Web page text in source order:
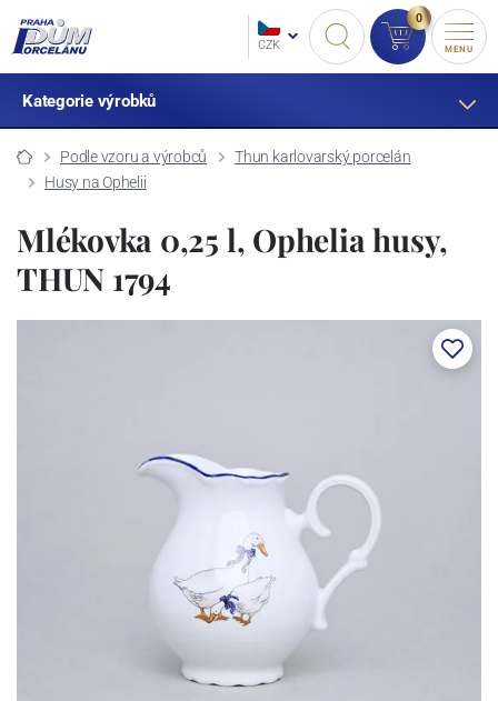
CZK
0
MENU
Kategorie výrobků
Podle vzoru a výrobců
Thun karlovarský porcelán
Husy na Ophelii
Mlékovka 0,25 l, Ophelia husy,
THUN 1794